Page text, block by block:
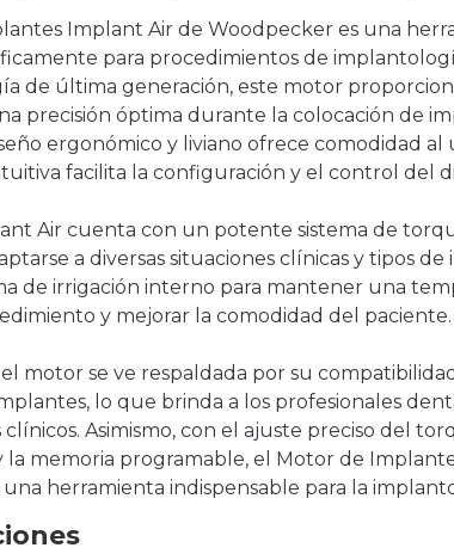
Implant Air de Woodpecker es una
para procedimientos de
de última generación, este motor
precisión óptima durante la colocación de
ergonómico y liviano ofrece comodidad al
facilita la configuración y el control del
Air cuenta con un potente sistema de
a diversas situaciones clínicas y tipos de
de irrigación interno para mantener una
y mejorar la comodidad del paciente.
motor se ve respaldada por su
lo que brinda a los profesionales
clínicos. Asimismo, con el ajuste preciso del
la memoria programable, el Motor de
herramienta indispensable para la